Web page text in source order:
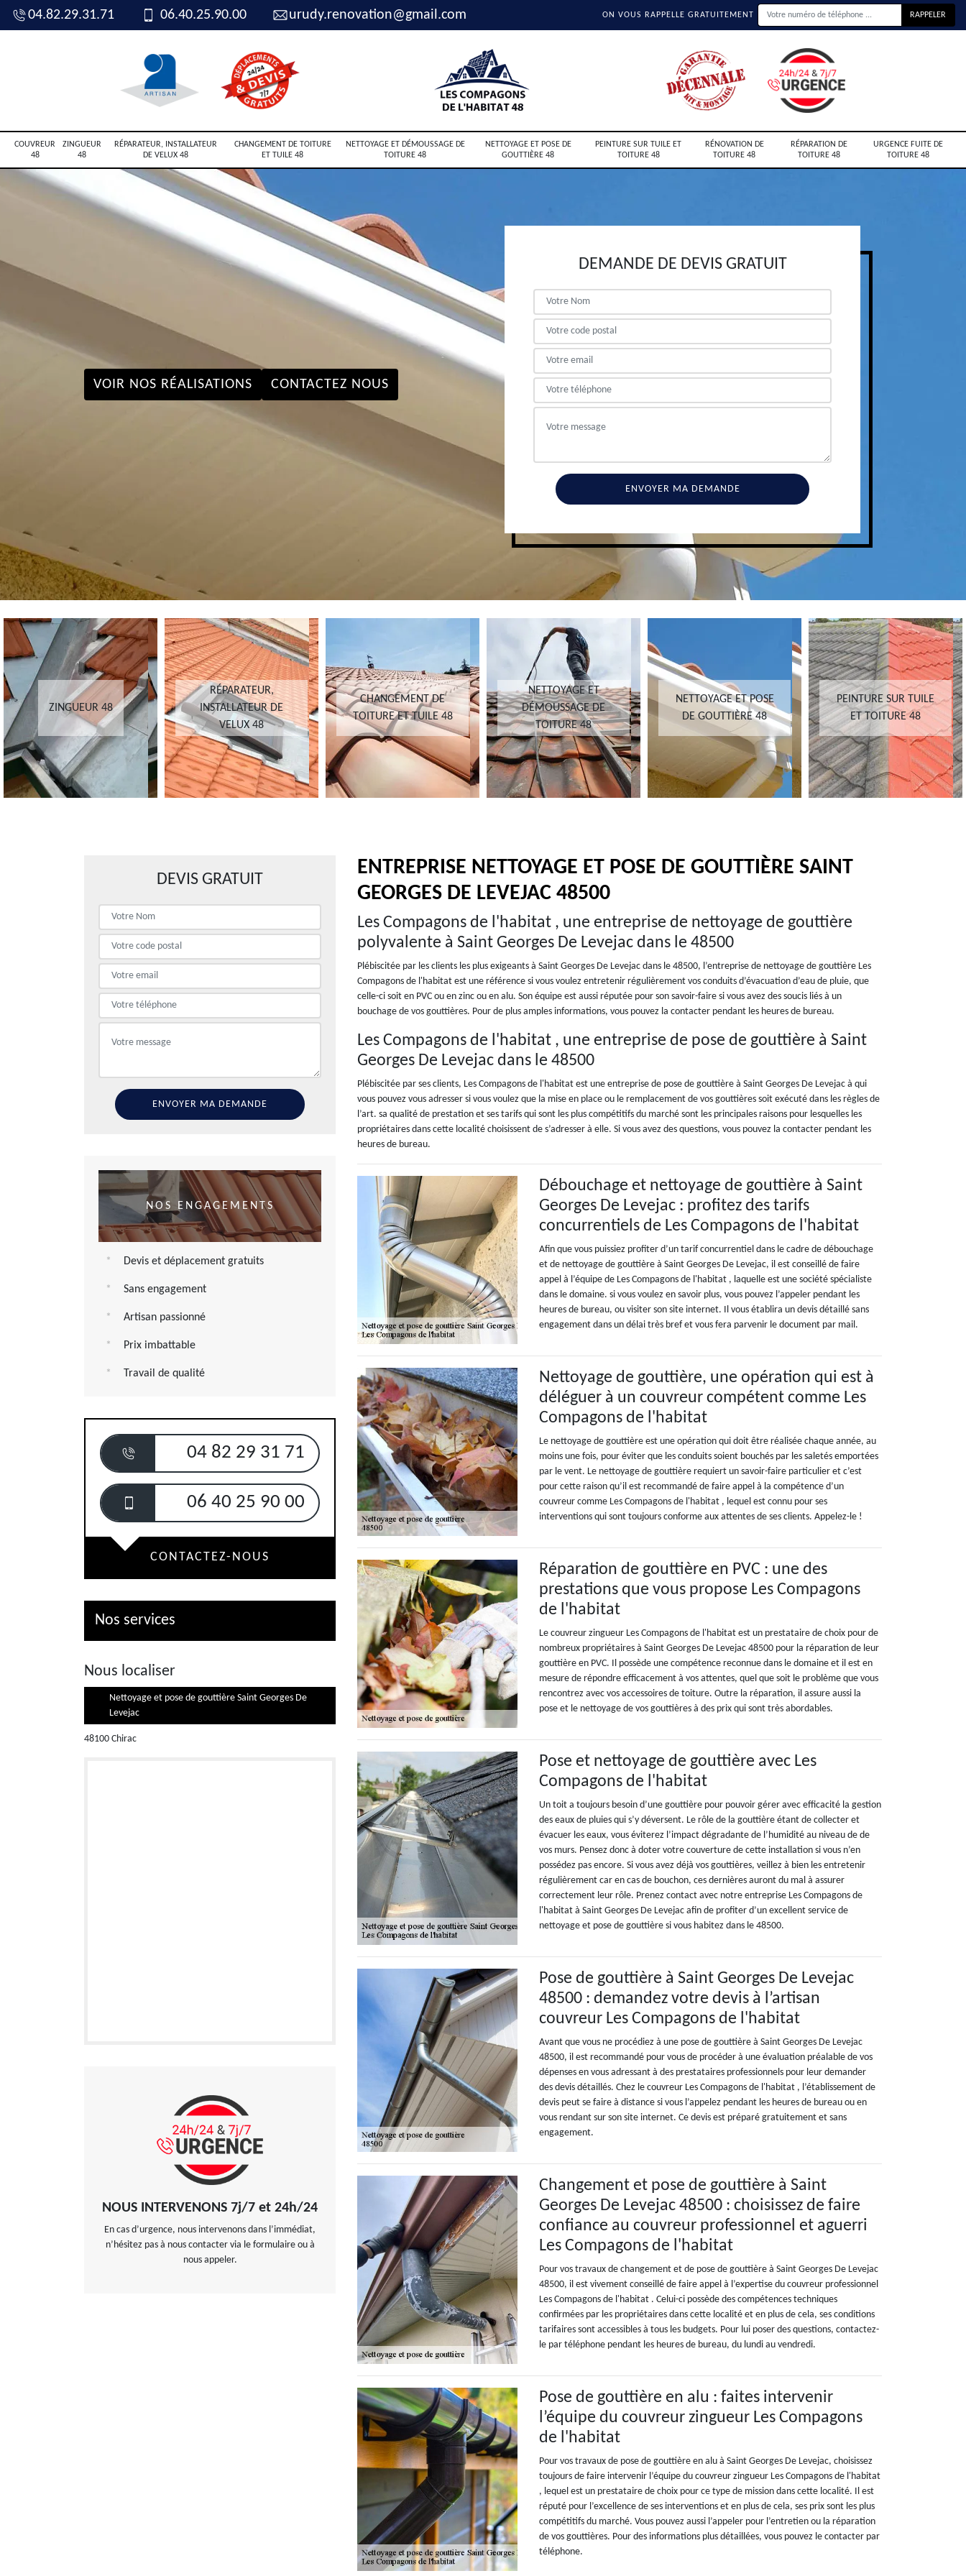
04.82.29.31.71 06.40.25.90.00 urudy.renovation@gmail.com ON VOUS RAPPELLE GRATUITEMENT
COUVREUR
48
ZINGUEUR
48
RÉPARATEUR, INSTALLATEUR
DE VELUX 48
CHANGEMENT DE TOITURE
ET TUILE 48
NETTOYAGE ET DÉMOUSSAGE DE
TOITURE 48
NETTOYAGE ET POSE DE
GOUTTIÈRE 48
PEINTURE SUR TUILE ET
TOITURE 48
RÉNOVATION DE
TOITURE 48
RÉPARATION DE
TOITURE 48
URGENCE FUITE DE
TOITURE 48
VOIR NOS RÉALISATIONS CONTACTEZ NOUS
DEMANDE DE DEVIS GRATUIT
ZINGUEUR 48
RÉPARATEUR,
INSTALLATEUR DE
VELUX 48
CHANGEMENT DE
TOITURE ET TUILE 48
NETTOYAGE ET
DÉMOUSSAGE DE
TOITURE 48
NETTOYAGE ET POSE
DE GOUTTIÈRE 48
PEINTURE SUR TUILE
ET TOITURE 48
DEVIS GRATUIT
NOS ENGAGEMENTS
Devis et déplacement gratuits
Sans engagement
Artisan passionné
Prix imbattable
Travail de qualité
04 82 29 31 71
06 40 25 90 00
CONTACTEZ-NOUS
Nos services
Nous localiser
Nettoyage et pose de gouttière Saint Georges De
Levejac
48100 Chirac
NOUS INTERVENONS 7j/7 et 24h/24
En cas d’urgence, nous intervenons dans l’immédiat,
n’hésitez pas à nous contacter via le formulaire ou à
nous appeler.
ENTREPRISE NETTOYAGE ET POSE DE GOUTTIÈRE SAINT
GEORGES DE LEVEJAC 48500
Les Compagons de l'habitat , une entreprise de nettoyage de gouttière
polyvalente à Saint Georges De Levejac dans le 48500
Plébiscitée par les clients les plus exigeants à Saint Georges De Levejac dans le 48500, l’entreprise de nettoyage de gouttière Les
Compagons de l'habitat est une référence si vous voulez entretenir régulièrement vos conduits d’évacuation d’eau de pluie, que
celle-ci soit en PVC ou en zinc ou en alu. Son équipe est aussi réputée pour son savoir-faire si vous avez des soucis liés à un
bouchage de vos gouttières. Pour de plus amples informations, vous pouvez la contacter pendant les heures de bureau.
Les Compagons de l'habitat , une entreprise de pose de gouttière à Saint
Georges De Levejac dans le 48500
Plébiscitée par ses clients, Les Compagons de l'habitat est une entreprise de pose de gouttière à Saint Georges De Levejac à qui
vous pouvez vous adresser si vous voulez que la mise en place ou le remplacement de vos gouttières soit exécuté dans les règles de
l’art. sa qualité de prestation et ses tarifs qui sont les plus compétitifs du marché sont les principales raisons pour lesquelles les
propriétaires dans cette localité choisissent de s’adresser à elle. Si vous avez des questions, vous pouvez la contacter pendant les
heures de bureau.
Débouchage et nettoyage de gouttière à Saint
Georges De Levejac : profitez des tarifs
concurrentiels de Les Compagons de l'habitat
Afin que vous puissiez profiter d’un tarif concurrentiel dans le cadre de débouchage
et de nettoyage de gouttière à Saint Georges De Levejac, il est conseillé de faire
appel à l’équipe de Les Compagons de l'habitat , laquelle est une société spécialiste
dans le domaine. si vous voulez en savoir plus, vous pouvez l’appeler pendant les
heures de bureau, ou visiter son site internet. Il vous établira un devis détaillé sans
engagement dans un délai très bref et vous fera parvenir le document par mail.
Nettoyage de gouttière, une opération qui est à
déléguer à un couvreur compétent comme Les
Compagons de l'habitat
Le nettoyage de gouttière est une opération qui doit être réalisée chaque année, au
moins une fois, pour éviter que les conduits soient bouchés par les saletés emportées
par le vent. Le nettoyage de gouttière requiert un savoir-faire particulier et c’est
pour cette raison qu’il est recommandé de faire appel à la compétence d’un
couvreur comme Les Compagons de l'habitat , lequel est connu pour ses
interventions qui sont toujours conforme aux attentes de ses clients. Appelez-le !
Réparation de gouttière en PVC : une des
prestations que vous propose Les Compagons
de l'habitat
Le couvreur zingueur Les Compagons de l'habitat est un prestataire de choix pour de
nombreux propriétaires à Saint Georges De Levejac 48500 pour la réparation de leur
gouttière en PVC. Il possède une compétence reconnue dans le domaine et il est en
mesure de répondre efficacement à vos attentes, quel que soit le problème que vous
rencontrez avec vos accessoires de toiture. Outre la réparation, il assure aussi la
pose et le nettoyage de vos gouttières à des prix qui sont très abordables.
Pose et nettoyage de gouttière avec Les
Compagons de l'habitat
Un toit a toujours besoin d’une gouttière pour pouvoir gérer avec efficacité la gestion
des eaux de pluies qui s’y déversent. Le rôle de la gouttière étant de collecter et
évacuer les eaux, vous éviterez l’impact dégradante de l’humidité au niveau de de
vos murs. Pensez donc à doter votre couverture de cette installation si vous n’en
possédez pas encore. Si vous avez déjà vos gouttières, veillez à bien les entretenir
régulièrement car en cas de bouchon, ces dernières auront du mal à assurer
correctement leur rôle. Prenez contact avec notre entreprise Les Compagons de
l'habitat à Saint Georges De Levejac afin de profiter d’un excellent service de
nettoyage et pose de gouttière si vous habitez dans le 48500.
Pose de gouttière à Saint Georges De Levejac
48500 : demandez votre devis à l’artisan
couvreur Les Compagons de l'habitat
Avant que vous ne procédiez à une pose de gouttière à Saint Georges De Levejac
48500, il est recommandé pour vous de procéder à une évaluation préalable de vos
dépenses en vous adressant à des prestataires professionnels pour leur demander
des devis détaillés. Chez le couvreur Les Compagons de l'habitat , l’établissement de
devis peut se faire à distance si vous l’appelez pendant les heures de bureau ou en
vous rendant sur son site internet. Ce devis est préparé gratuitement et sans
engagement.
Changement et pose de gouttière à Saint
Georges De Levejac 48500 : choisissez de faire
confiance au couvreur professionnel et aguerri
Les Compagons de l'habitat
Pour vos travaux de changement et de pose de gouttière à Saint Georges De Levejac
48500, il est vivement conseillé de faire appel à l’expertise du couvreur professionnel
Les Compagons de l'habitat . Celui-ci possède des compétences techniques
confirmées par les propriétaires dans cette localité et en plus de cela, ses conditions
tarifaires sont accessibles à tous les budgets. Pour lui poser des questions, contactez-
le par téléphone pendant les heures de bureau, du lundi au vendredi.
Pose de gouttière en alu : faites intervenir
l’équipe du couvreur zingueur Les Compagons
de l'habitat
Pour vos travaux de pose de gouttière en alu à Saint Georges De Levejac, choisissez
toujours de faire intervenir l’équipe du couvreur zingueur Les Compagons de l'habitat
, lequel est un prestataire de choix pour ce type de mission dans cette localité. Il est
réputé pour l’excellence de ses interventions et en plus de cela, ses prix sont les plus
compétitifs du marché. Vous pouvez aussi l’appeler pour l’entretien ou la réparation
de vos gouttières. Pour des informations plus détaillées, vous pouvez le contacter par
téléphone.